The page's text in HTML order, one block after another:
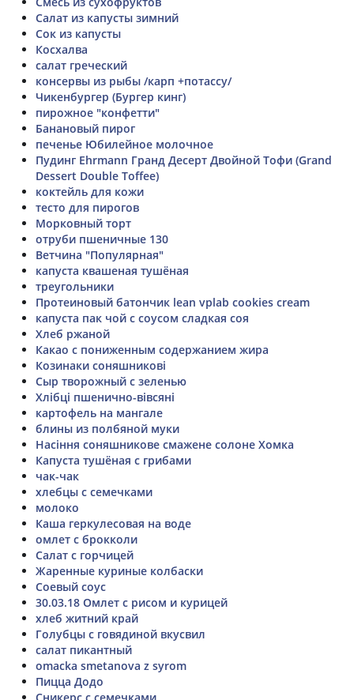
Салат из капусты зимний
Сок из капусты
Косхалва
салат греческий
консервы из рыбы /карп +потассу/
Чикенбургер (Бургер кинг)
пирожное "конфетти"
Банановый пирог
печенье Юбилейное молочное
Пудинг Ehrmann Гранд Десерт Двойной Тофи (Grand
Dessert Double Toffee)
коктейль для кожи
тесто для пирогов
Морковный торт
отруби пшеничные 130
Ветчина "Популярная"
капуста квашеная тушёная
треугольники
Протеиновый батончик lean vplab cookies cream
капуста пак чой с соусом сладкая соя
Хлеб ржаной
Какао с пониженным содержанием жира
Козинаки соняшникові
Сыр творожный с зеленью
Хлібці пшенично-вівсяні
картофель на мангале
блины из полбяной муки
Насіння соняшникове смажене солоне Хомка
Капуста тушёная с грибами
чак-чак
хлебцы с семечками
молоко
Каша геркулесовая на воде
омлет с брокколи
Салат с горчицей
Жаренные куриные колбаски
Соевый соус
30.03.18 Омлет с рисом и курицей
хлеб житний край
Голубцы с говядиной вкусвил
салат пикантный
omacka smetanova z syrom
Пицца Додо